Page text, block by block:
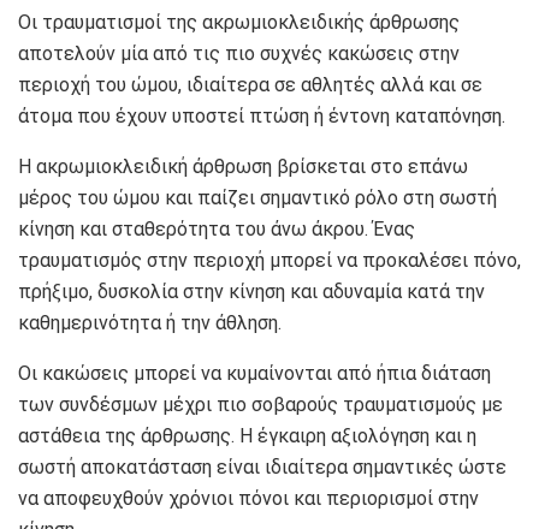
Οι τραυματισμοί της ακρωμιοκλειδικής άρθρωσης
αποτελούν μία από τις πιο συχνές κακώσεις στην
περιοχή του ώμου, ιδιαίτερα σε αθλητές αλλά και σε
άτομα που έχουν υποστεί πτώση ή έντονη καταπόνηση.
Η ακρωμιοκλειδική άρθρωση βρίσκεται στο επάνω
μέρος του ώμου και παίζει σημαντικό ρόλο στη σωστή
κίνηση και σταθερότητα του άνω άκρου. Ένας
τραυματισμός στην περιοχή μπορεί να προκαλέσει πόνο,
πρήξιμο, δυσκολία στην κίνηση και αδυναμία κατά την
καθημερινότητα ή την άθληση.
Οι κακώσεις μπορεί να κυμαίνονται από ήπια διάταση
των συνδέσμων μέχρι πιο σοβαρούς τραυματισμούς με
αστάθεια της άρθρωσης. Η έγκαιρη αξιολόγηση και η
σωστή αποκατάσταση είναι ιδιαίτερα σημαντικές ώστε
να αποφευχθούν χρόνιοι πόνοι και περιορισμοί στην